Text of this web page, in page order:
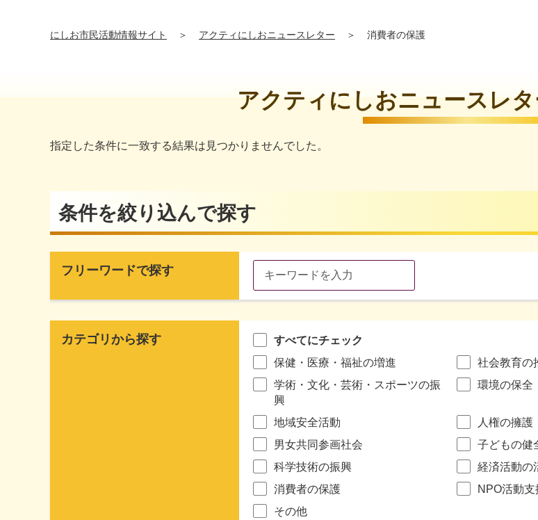
にしお市民活動情報サイト ＞ アクティにしおニュースレター ＞ 消費者の保護
アクティにしおニュースレ
指定した条件に一致する結果は見つかりませんでした。
条件を絞り込んで探す
フリーワードで探す
カテゴリから探す
すべてにチェック
保健・医療・福祉の増進
社会教育の
学術・文化・芸術・スポーツの振
興
環境の保全
地域安全活動 人権の擁護
男女共同参画社会
子どもの健
科学技術の振興
経済活動の
消費者の保護
NPO活動支
その他